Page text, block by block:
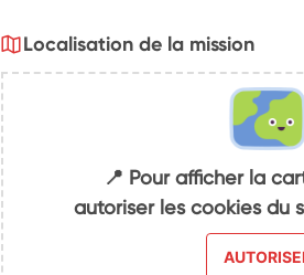
Localisation de la mission
📍 Pour afficher la
autoriser les cookies du